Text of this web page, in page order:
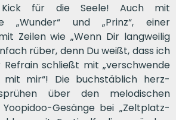
Kick für die Seele! Auch mit
„Wunder“ und „Prinz“, einer
Zeilen wie „Wenn Dir langweilig
rüber, denn Du weißt, dass ich
Refrain schließt mit „verschwende
mir“! Die buchstäblich herz-
über den melodischen
Gesänge bei „Zeltplatz-